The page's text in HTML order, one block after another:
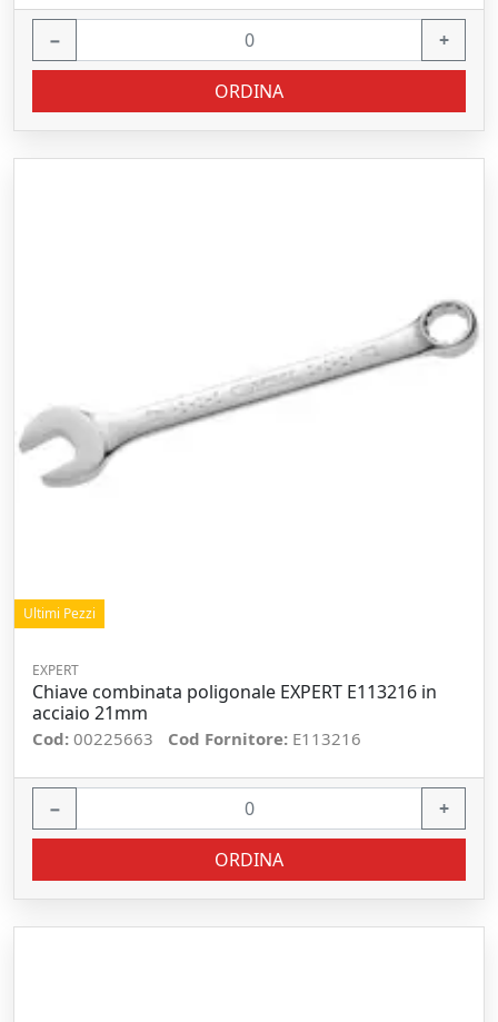
− +
ORDINA
Ultimi Pezzi
EXPERT
Chiave combinata poligonale EXPERT E113216 in
acciaio 21mm
Cod: 00225663 Cod Fornitore: E113216
− +
ORDINA